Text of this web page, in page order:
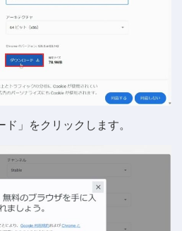
」をクリックします。